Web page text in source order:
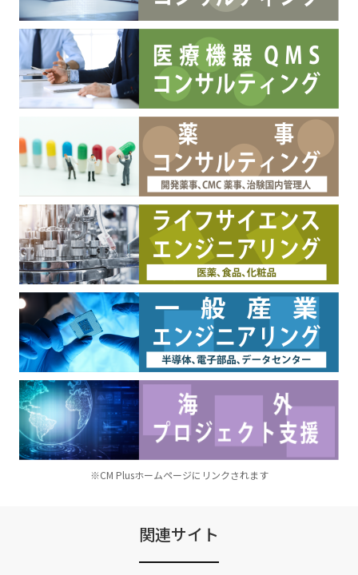
※CM Plusホームページにリンクされます
関連サイト